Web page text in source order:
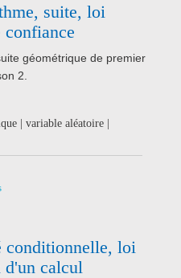
suite, loi
géométrique de premier
2.
| variable aléatoire |
conditionnelle, loi
calcul